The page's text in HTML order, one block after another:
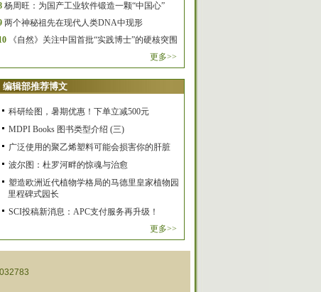
杨周旺：为国产工业软件锻造一颗“中国心”
两个神秘祖先在现代人类DNA中现形
《自然》关注中国首批“实践博士”的硬核突围
更多>>
编辑部推荐博文
科研绘图，暑期优惠！下单立减500元
MDPI Books 图书类型介绍 (三)
广泛使用的聚乙烯塑料可能会损害你的肝脏
波尔图：杜罗河畔的惊魂与治愈
塑造欧洲近代植物学格局的马德里皇家植物园
里程碑式园长
SCI投稿新消息：APC支付服务再升级！
更多>>